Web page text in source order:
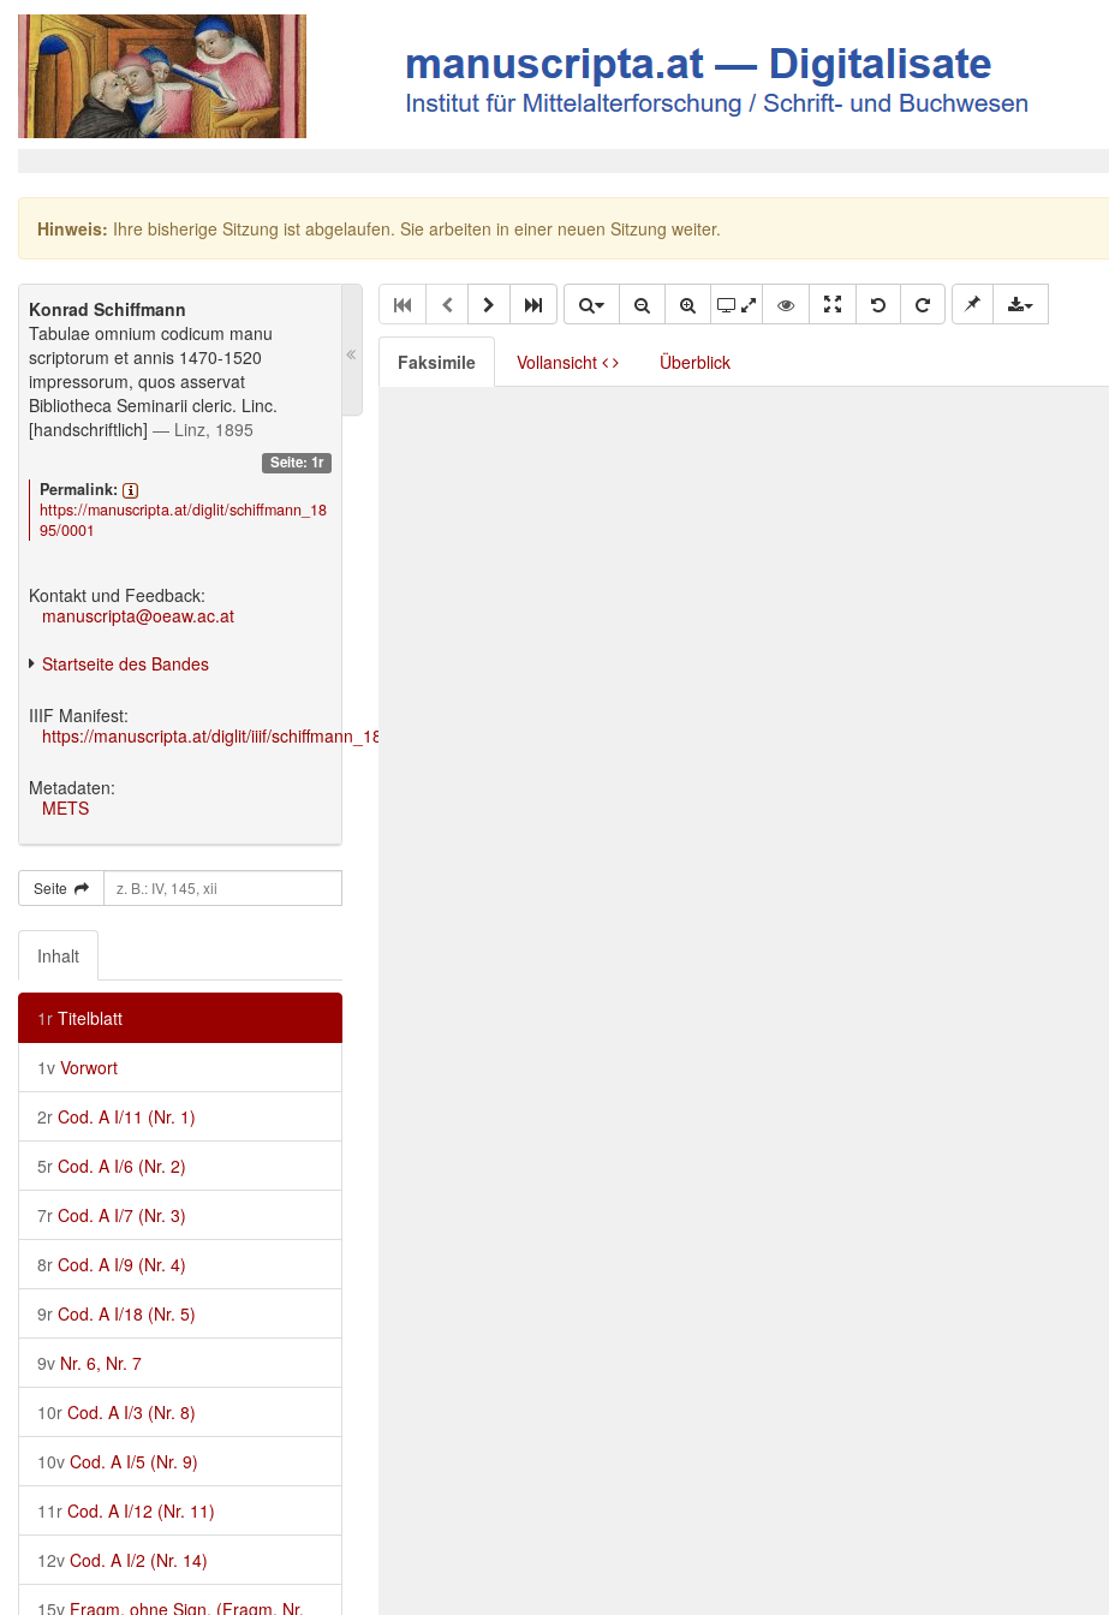
Hinweis: Ihre bisherige Sitzung ist abgelaufen. Sie arbeiten in einer neuen Sitzung weiter.
Konrad Schiffmann
Tabulae omnium codicum manu
scriptorum et annis 1470-1520
impressorum, quos asservat
Bibliotheca Seminarii cleric. Linc.
[handschriftlich] — Linz, 1895
Seite: 1r
Permalink:
https://manuscripta.at/diglit/schiffmann_18
95/0001
Kontakt und Feedback:
manuscripta@oeaw.ac.at
Startseite des Bandes
IIIF Manifest:
https://manuscripta.at/diglit/iiif/schiffmann_1895/manifest.json
Metadaten:
METS
Seite
Inhalt
1r Titelblatt
1v Vorwort
2r Cod. A I/11 (Nr. 1)
5r Cod. A I/6 (Nr. 2)
7r Cod. A I/7 (Nr. 3)
8r Cod. A I/9 (Nr. 4)
9r Cod. A I/18 (Nr. 5)
9v Nr. 6, Nr. 7
10r Cod. A I/3 (Nr. 8)
10v Cod. A I/5 (Nr. 9)
11r Cod. A I/12 (Nr. 11)
12v Cod. A I/2 (Nr. 14)
15v Fragm. ohne Sign. (Fragm. Nr.
Faksimile Vollansicht Überblick